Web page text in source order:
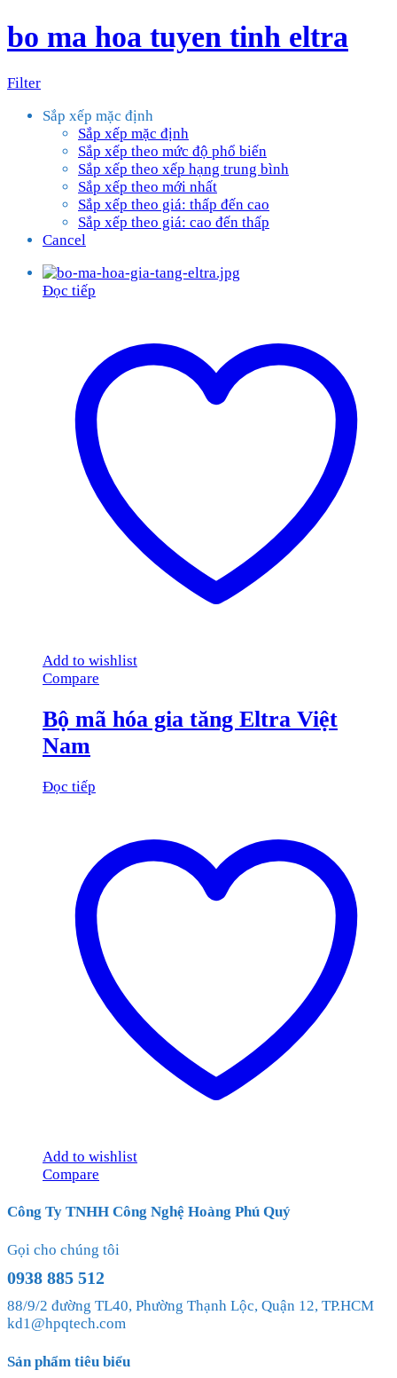
bo ma hoa tuyen tinh eltra
Filter
Sắp xếp mặc định
Sắp xếp mặc định
Sắp xếp theo mức độ phổ biến
Sắp xếp theo xếp hạng trung bình
Sắp xếp theo mới nhất
Sắp xếp theo giá: thấp đến cao
Sắp xếp theo giá: cao đến thấp
Cancel
Đọc tiếp
Add to wishlist
Compare
Bộ mã hóa gia tăng Eltra Việt
Nam
Đọc tiếp
Add to wishlist
Compare
Công Ty TNHH Công Nghệ Hoàng Phú Quý
Gọi cho chúng tôi
0938 885 512
88/9/2 đường TL40, Phường Thạnh Lộc, Quận 12, TP.HCM
kd1@hpqtech.com
Sản phẩm tiêu biểu